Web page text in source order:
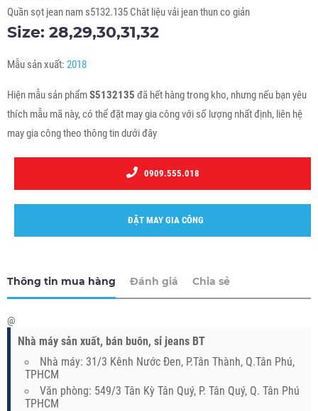
Quần sọt jean nam s5132.135 Chât liệu vải jean thun co giản
Size: 28,29,30,31,32
Mẫu sản xuất: 2018
Hiện mẫu sản phẩmS5132135 đã hết hàng trong kho, nhưng nếu bạn yêu
thích mẫu mã này, có thể đặt may gia công với số lượng nhất định, liên hệ
may gia công theo thông tin dưới đây
0909.555.018
ĐẶT MAY GIA CÔNG
Thông tin mua hàng Đánh giá Chia sẻ
@
Nhà máy sản xuất, bán buôn, sỉ jeans BT
Nhà máy: 31/3 Kênh Nước Đen, P.Tân Thành, Q.Tân Phú,
TPHCM
Văn phòng: 549/3 Tân Kỳ Tân Quý, P. Tân Quý, Q. Tân Phú
TPHCM